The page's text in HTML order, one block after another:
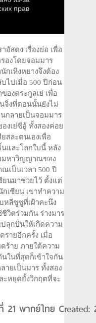
อัสดง เรื่องย่อ เพื่อ
องโดยจอมมาร
กเหิงหยางจึงต้อง
ไปเมื่อ 500 ปีก่อน
องตระกูลเย่ เพื่อ
จิ่งที่ตอนนั้นยังไม่
กลายเป็นจอมมาร
งเย่ซีอู้ ทั้งสองค่อย
สละตนเองเพื่อ
และโลกใบนี้ หลัง
มหาวิญญาณของ
เป็นเวลา 500 ปี
ยนมาช่วยไว้ ตั้งแต่
เซียน เขาทำความ
หลีซูซูที่เฝ้าคะนึง
วิตร่วมกัน ร่างมาร
ลุกปั่นให้เกิดความ
รายอีกครั้ง เมื่อ
ร้าย ภายใต้ความ
นในที่สุดก็เข้าใจกัน
ายเป็นมาร ทั้งสอง
ะหยุดยั้งวิกฤตที่จะ
21 พากย์ไทย